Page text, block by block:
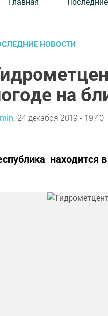
НОВОСТИ
на
24 декабря 2019 - 19:40
находится